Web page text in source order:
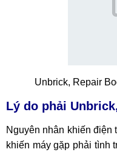
Unbrick, Repair
Lý do phải
Nguyên nhân khiến điện
khiến máy gặp phải tình